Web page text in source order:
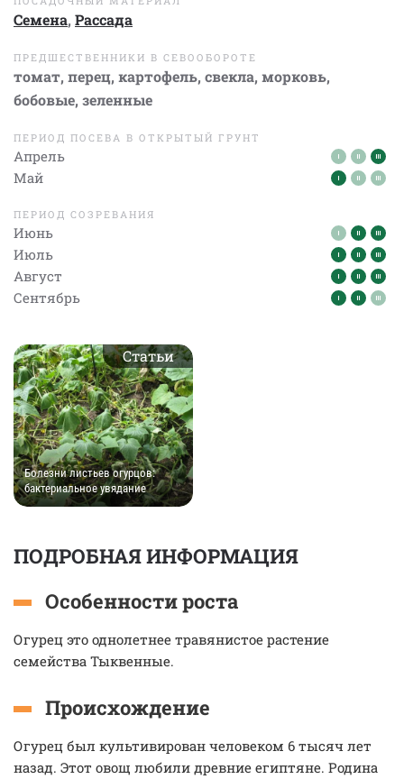
Семена, Рассада
ПРЕДШЕСТВЕННИКИ В СЕВООБОРОТЕ
томат, перец, картофель, свекла, морковь,
бобовые, зеленные
ПЕРИОД ПОСЕВА В ОТКРЫТЫЙ ГРУНТ
Апрель
Май
ПЕРИОД СОЗРЕВАНИЯ
Июнь
Июль
Август
Сентябрь
Болезни листьев огурцов:
бактериальное увядание
Статьи
ПОДРОБНАЯ ИНФОРМАЦИЯ
Особенности роста
Огурец это однолетнее травянистое растение
семейства Тыквенные.
Происхождение
Огурец был культивирован человеком 6 тысяч лет
назад. Этот овощ любили древние египтяне. Родина